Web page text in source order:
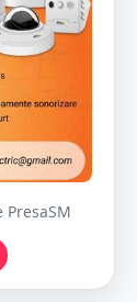
PresaSM